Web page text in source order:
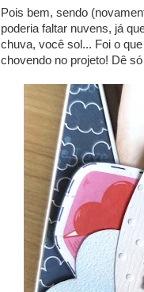
Pois bem, sendo
poderia faltar nuvens, já
chuva, você sol... Foi o
chovendo no projeto! Dê